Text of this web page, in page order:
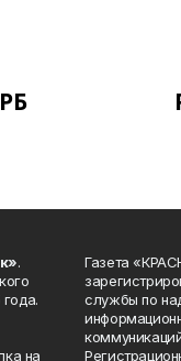
.
на
Газета
службы по